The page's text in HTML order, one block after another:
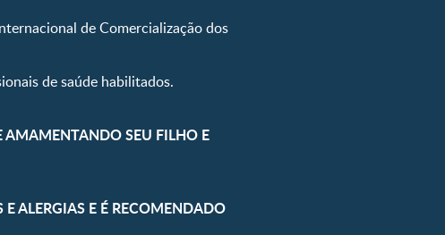
de Comercialização dos
de saúde habilitados.
AMAMENTANDO SEU FILHO E
ALERGIAS E É RECOMENDADO